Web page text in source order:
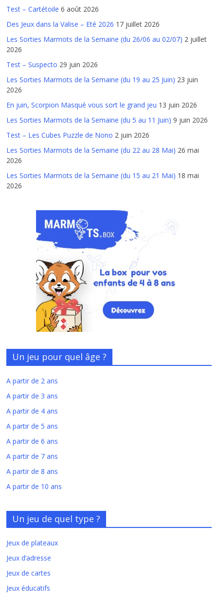
Test – Cartétoile 6 août 2026
Des Jeux dans la Valise – Eté 2026 17 juillet 2026
Les Sorties Marmots de la Semaine (du 26/06 au 02/07) 2 juillet
2026
Test – Suspecto 29 juin 2026
Les Sorties Marmots de la Semaine (du 19 au 25 Juin) 23 juin
2026
En juin, Scorpion Masqué vous sort le grand jeu 13 juin 2026
Les Sorties Marmots de la Semaine (du 5 au 11 Juin) 9 juin 2026
Test – Les Cubes Puzzle de Nono 2 juin 2026
Les Sorties Marmots de la Semaine (du 22 au 28 Mai) 26 mai
2026
Les Sorties Marmots de la Semaine (du 15 au 21 Mai) 18 mai
2026
Un jeu pour quel âge ?
A partir de 2 ans
A partir de 3 ans
A partir de 4 ans
A partir de 5 ans
A partir de 6 ans
A partir de 7 ans
A partir de 8 ans
A partir de 10 ans
Un jeu de quel type ?
Jeux de plateaux
Jeux d’adresse
Jeux de cartes
Jeux éducatifs